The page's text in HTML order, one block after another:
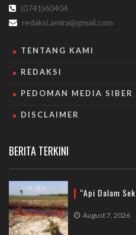
(0741)60404
redaksi.amira@gmail.com
TENTANG KAMI
REDAKSI
PEDOMAN MEDIA SIBER
DISCLAIMER
BERITA TERKINI
“Api Dalam
August 7, 2026